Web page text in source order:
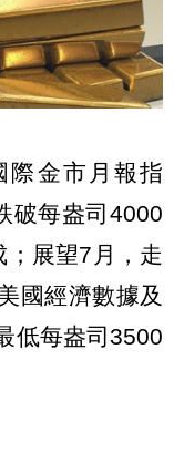
際金市月報指
破每盎司4000
展望7月，走
國經濟數據及
低每盎司3500